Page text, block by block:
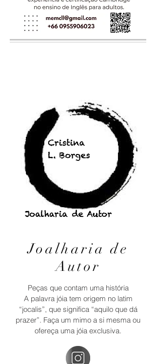
Joalharia de
Autor
Peças que contam uma história
A palavra jóia tem origem no latim
“jocalis”, que significa “aquilo que dá
prazer”. Faça um mimo a si mesma ou
ofereça uma jóia exclusiva.